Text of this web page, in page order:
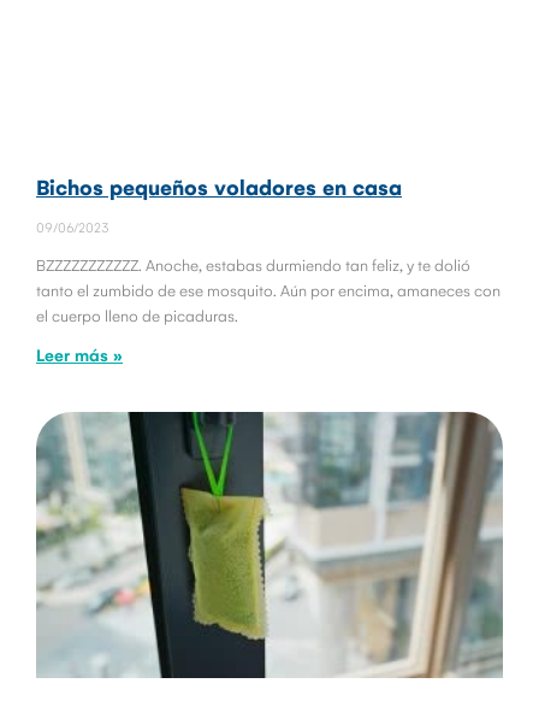
Bichos pequeños voladores en casa
09/06/2023
BZZZZZZZZZZZ. Anoche, estabas durmiendo tan feliz, y te dolió
tanto el zumbido de ese mosquito. Aún por encima, amaneces con
el cuerpo lleno de picaduras.
Leer más »